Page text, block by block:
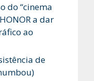
do “cinema
a dar
ao
de